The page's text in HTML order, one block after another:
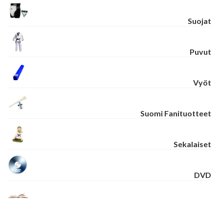
Suojat
Puvut
Vyöt
Suomi Fanituotteet
Sekalaiset
DVD